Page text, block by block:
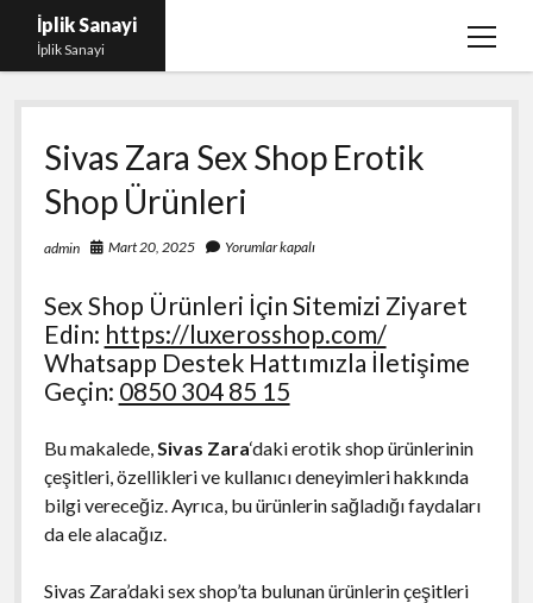
İplik Sanayi
İplik Sanayi
menüyü
Facebook Beğeni Arttırma Bedava
Igtv Yorum Çoğaltma Şifresiz
Instagram Beğeni Satın Al Türk
Linkedin Beğeni Atma Parasız
Sayfa Listesi
Sivas Zara Sex Shop Erotik
Shop Ürünleri
admin Mart 20, 2025 Yorumlar kapalı
Sex Shop Ürünleri İçin Sitemizi Ziyaret
Edin: https://luxerosshop.com/
Whatsapp Destek Hattımızla İletişime
Geçin: 0850 304 85 15
Bu makalede,Sivas Zara‘daki erotik shop ürünlerinin
çeşitleri, özellikleri ve kullanıcı deneyimleri hakkında
bilgi vereceğiz. Ayrıca, bu ürünlerin sağladığı faydaları
da ele alacağız.
Sivas Zara’daki sex shop’ta bulunan ürünlerin çeşitleri